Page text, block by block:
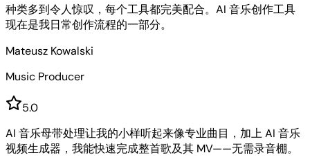
种类多到令人惊叹，每个工具都完美配合。AI 音乐创作工具
现在是我日常创作流程的一部分。
Mateusz Kowalski
Music Producer
5.0
AI 音乐母带处理让我的小样听起来像专业曲目，加上 AI 音乐
视频生成器，我能快速完成整首歌及其 MV——无需录音棚。